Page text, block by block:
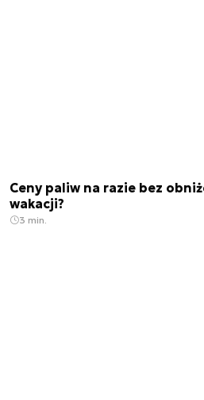
Ceny paliw na razie bez
wakacji?
3 min.